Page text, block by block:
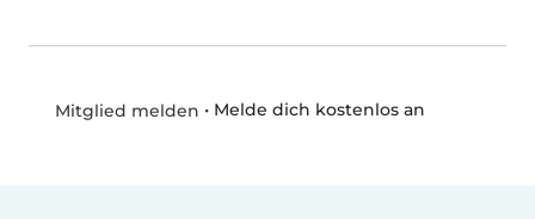
Mitglied melden • Melde dich kostenlos an